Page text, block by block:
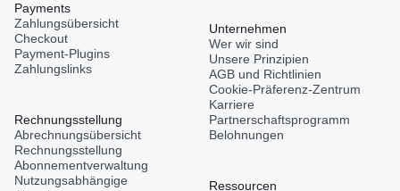
Payments
Zahlungsübersicht
Checkout
Payment-Plugins
Zahlungslinks
Rechnungsstellung
Abrechnungsübersicht
Rechnungsstellung
Abonnementverwaltung
Nutzungsabhängige
Unternehmen
Wer wir sind
Unsere Prinzipien
AGB und Richtlinien
Cookie-Präferenz-Zentrum
Karriere
Partnerschaftsprogramm
Belohnungen
Ressourcen